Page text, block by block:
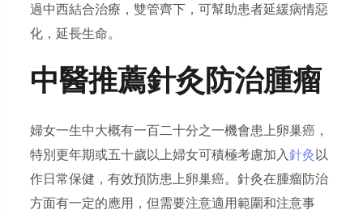
過中西結合治療，雙管齊下，可幫助患者延緩病情惡
化，延長生命。
中醫推薦針灸防治腫瘤
婦女一生中大概有一百二十分之一機會患上卵巢癌，
特別更年期或五十歲以上婦女可積極考慮加入針灸以
作日常保健，有效預防患上卵巢癌。針灸在腫瘤防治
方面有一定的應用，但需要注意適用範圍和注意事